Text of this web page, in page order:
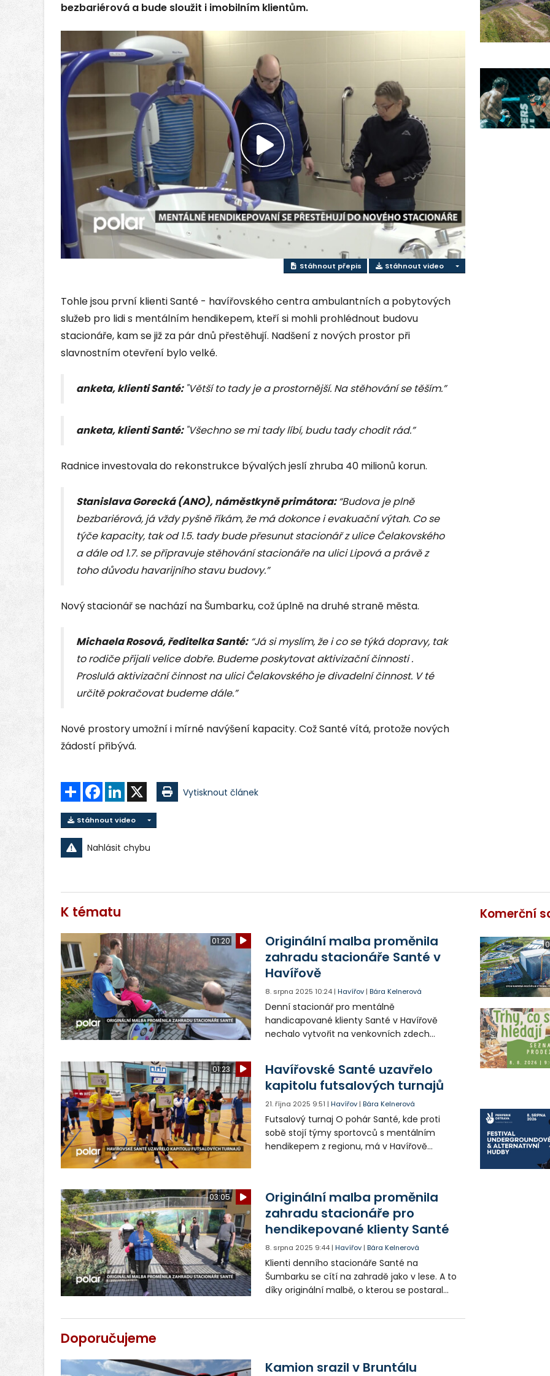
bezbariérová a bude sloužit i imobilním klientům.
Přehrát
video
Stáhnout přepis Stáhnout video
Tohle jsou první klienti Santé - havířovského centra ambulantních a pobytových
služeb pro lidi s mentálním hendikepem, kteří si mohli prohlédnout budovu
stacionáře, kam se již za pár dnů přestěhují. Nadšení z nových prostor při
slavnostním otevření bylo velké.
anketa, klienti Santé: "Větší to tady je a prostornější. Na stěhování se těším.”
anketa, klienti Santé: "Všechno se mi tady líbí, budu tady chodit rád.”
Radnice investovala do rekonstrukce bývalých jeslí zhruba 40 milionů korun.
Stanislava Gorecká (ANO), náměstkyně primátora:“Budova je plně
bezbariérová, já vždy pyšně říkám, že má dokonce i evakuační výtah. Co se
týče kapacity, tak od 1.5. tady bude přesunut stacionář z ulice Čelakovského
a dále od 1.7. se připravuje stěhování stacionáře na ulici Lipová a právě z
toho důvodu havarijního stavu budovy.”
Nový stacionář se nachází na Šumbarku, což úplně na druhé straně města.
Michaela Rosová, ředitelka Santé:“Já si myslím, že i co se týká dopravy, tak
to rodiče přijali velice dobře. Budeme poskytovat aktivizační činnosti .
Proslulá aktivizační činnost na ulici Čelakovského je divadelní činnost. V té
určitě pokračovat budeme dále.”
Nové prostory umožní i mírné navýšení kapacity. Což Santé vítá, protože nových
žádostí přibývá.
Sdílet FacebookLinkedIn Vytisknout článek
Stáhnout video
Nahlásit chybu
K tématu
01:20
Originální malba proměnila
zahradu stacionáře Santé v
Havířově
8. srpna 2025 10:24 |Havířov |Bára Kelnerová
Denní stacionář pro mentálně
handicapované klienty Santé v Havířově
nechalo vytvořit na venkovních zdech
01:23
Havířovské Santé uzavřelo
kapitolu futsalových turnajů
21. října 2025 9:51 |Havířov |Bára Kelnerová
Futsalový turnaj O pohár Santé, kde proti
sobě stojí týmy sportovců s mentálním
hendikepem z regionu, má v Havířově
03:05
Originální malba proměnila
zahradu stacionáře pro
hendikepované klienty Santé
8. srpna 2025 9:44 |Havířov |Bára Kelnerová
Klienti denního stacionáře Santé na
Šumbarku se cítí na zahradě jako v lese. A to
díky originální malbě, o kterou se postaral
Doporučujeme
Kamion srazil v Bruntálu
Komerční